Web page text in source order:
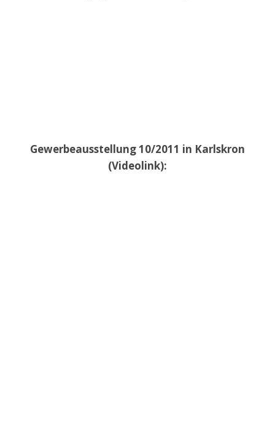
Gewerbeausstellung 10/2011 in Karlskron
(Videolink):